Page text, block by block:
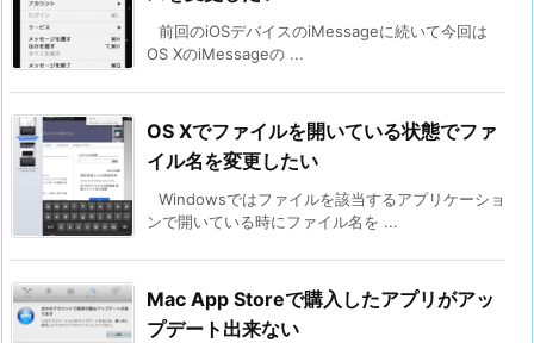
前回のiOSデバイスのiMessageに続いて今回は
OS XのiMessageの ...
OS Xでファイルを開いている状態でファ
イル名を変更したい
Windowsではファイルを該当するアプリケーショ
ンで開いている時にファイル名を ...
Mac App Storeで購入したアプリがアッ
プデート出来ない